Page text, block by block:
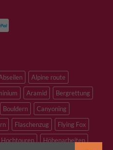
Alpine route
Aramid
Bergrettung
Bouldern
Canyoning
Flaschenzug
Flying Fox
Hochtouren
Höhenarbeiten